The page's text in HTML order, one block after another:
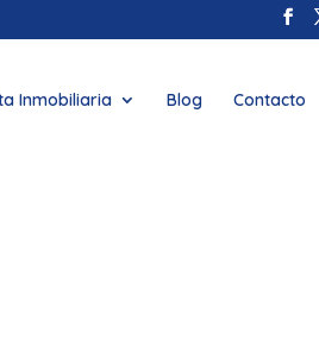
Inmobiliaria Blog Contacto